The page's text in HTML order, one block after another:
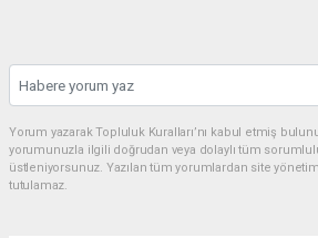
Yorum yazarak Topluluk Kuralları’nı kabul etmiş
yorumunuzla ilgili doğrudan veya dolaylı tüm
üstleniyorsunuz. Yazılan tüm yorumlardan site
tutulamaz.